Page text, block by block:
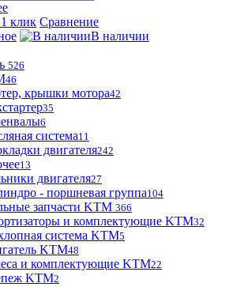
клик Сравнение
В наличии
526
46
крышки мотора42
35
6
система11
двигателя242
13
двигателя27
- поршневая группа104
запчасти KTM 366
и комплектующие KTM32
система KTM5
KTM48
и комплектующие KTM22
KTM2